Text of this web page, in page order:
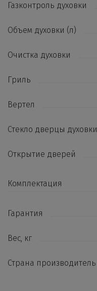
Газконтроль духовки
Объем духовки (л)
Очистка духовки
Гриль
Вертел
Стекло дверцы духовки
Открытие дверей
Комплектация
Гарантия
Вес, кг
Страна производитель